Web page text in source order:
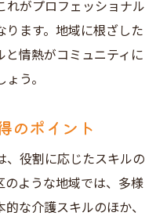
れがプロフェッショナル
ります。地域に根ざした
と情熱がコミュニティに
う。
のポイント
、役割に応じたスキルの
のような地域では、多様
な介護スキルのほか、